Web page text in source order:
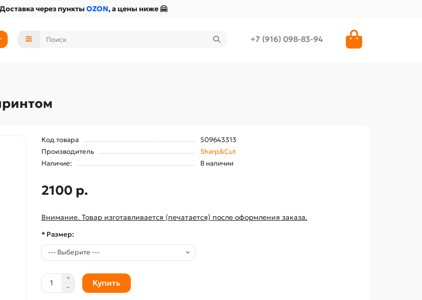
через пункты OZON, а цены ниже 🤗
+7 (916) 098-83-94
Код товара
509643313
Производитель
Sharp&Cut
Наличие:
В наличии
2100 р.
Внимание. Товар изготавливается (печатается) после оформления заказа.
* Размер:
Купить